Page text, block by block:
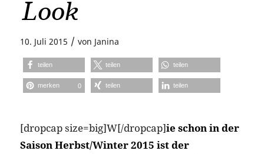
Look
10. Juli 2015 / von Janina
teilen teilen teilen
merken 0 teilen teilen
[dropcap size=big]W[/dropcap]ie schon in der
Saison Herbst/Winter 2015 ist der